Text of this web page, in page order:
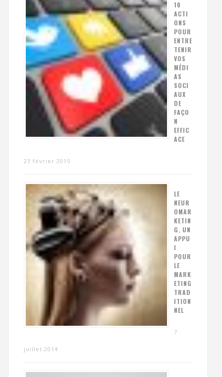
10
ACTI
ONS
POUR
ENTRE
TENIR
VOS
MÉDI
AS
SOCI
AUX
DE
FAÇO
N
EFFIC
ACE
23 février 2015
LE
NEUR
OMAR
KETIN
G, UN
APPU
I
POUR
LE
MARK
ETING
TRAD
ITION
NEL
7
juillet 2014